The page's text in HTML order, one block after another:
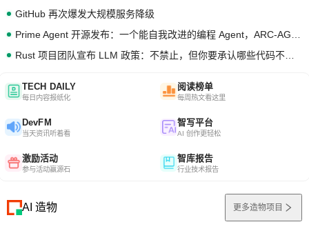
GitHub 再次爆发大规模服务降级
TECH DAILY
每日内容报纸化
阅读榜单
每周热文看这里
DevFM
当天资讯听着看
智写平台
AI 创作更轻松
激励活动
参与活动赢源石
智库报告
行业技术报告
AI 造物 更多造物项目